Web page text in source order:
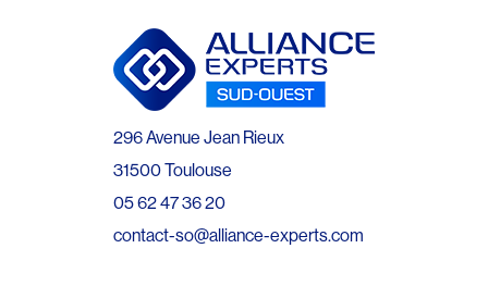
296 Avenue Jean Rieux
31500 Toulouse
05 62 47 36 20
contact-so@alliance-experts.com